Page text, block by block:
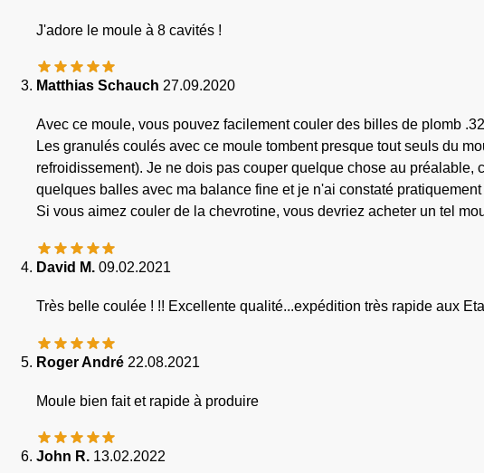
J'adore le moule à 8 cavités !
Matthias Schauch 27.09.2020
Avec ce moule, vous pouvez facilement couler des billes de plomb
Les granulés coulés avec ce moule tombent presque tout seuls du
refroidissement). Je ne dois pas couper quelque chose au
quelques balles avec ma balance fine et je n'ai constaté
Si vous aimez couler de la chevrotine, vous devriez acheter un tel
David M. 09.02.2021
Très belle coulée ! !! Excellente qualité...expédition très rapide aux
Roger André 22.08.2021
Moule bien fait et rapide à produire
John R. 13.02.2022